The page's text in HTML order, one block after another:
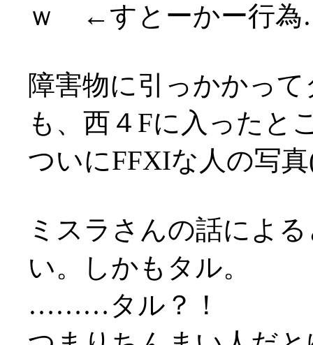
ｗ ←すとーかー行為
障害物に引っかかっ
も、西４Fに入ったと
ついにFFXIな人の写
ミスラさんの話によ
い。しかもタル。
………タル？！